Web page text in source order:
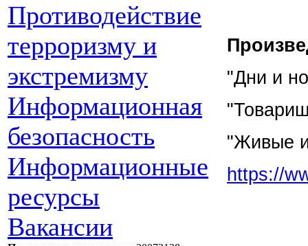
Противодействие
терроризму и
экстремизму
Информационная
безопасность
Информационные
ресурсы
Вакансии
"Дни и
"Живые
https://